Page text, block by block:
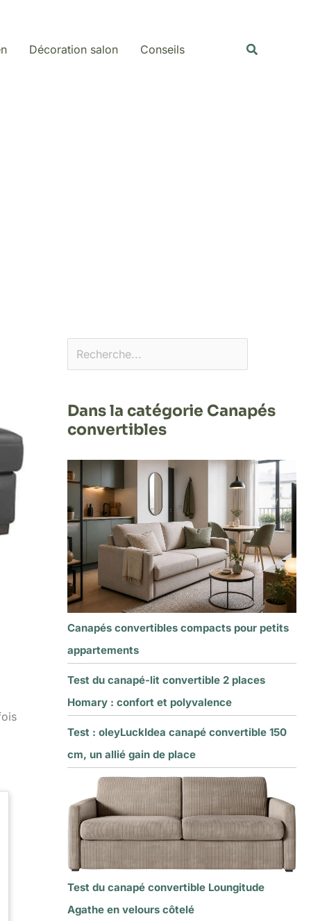
Décoration salon Conseils
Dans la catégorie Canapés
convertibles
Canapés convertibles compacts pour petits
appartements
Test du canapé-lit convertible 2 places
Homary : confort et polyvalence
Test : oleyLuckIdea canapé convertible 150
cm, un allié gain de place
Test du canapé convertible Loungitude
Agathe en velours côtelé